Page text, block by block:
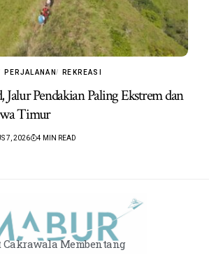
PERJALANAN REKREASI
Pendakian Paling Ekstrem dan
Timur
7, 2026 4 MIN READ
Cakrawala Membentang